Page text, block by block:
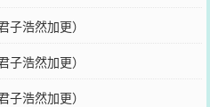
浩然加更）
浩然加更）
浩然加更）